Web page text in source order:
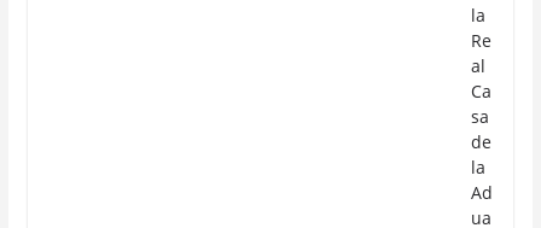
la
Re
al
Ca
sa
de
la
Ad
ua